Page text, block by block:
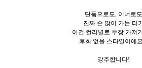
단품으로도, 이너로도
진짜 손 많이 가는 티
이건 컬러별로 두장 가져
후회 없을 스타일이에
강추합니다!